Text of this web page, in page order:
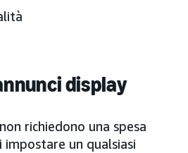
display
richiedono una spesa
impostare un qualsiasi